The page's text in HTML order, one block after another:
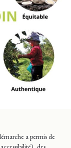
a permis de